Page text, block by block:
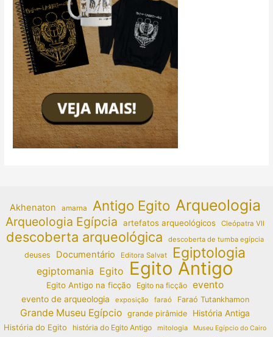
Akhenaton amarna Antigo Egito Arqueologia
Arqueologia Egípcia artefatos arqueológicos Cleópatra VII
descoberta arqueológica descoberta de tumba egípcia
deuses Documentário Editora Salvat Egiptologia
egiptomania Egito Egito Antigo
Egito Antigo na ficção Egito na ficção evento
evento de arqueologia exposição faraó Faraó Tutankhamon
Grande Museu Egípcio grande pirâmide
História Antiga
História do Egito
história do Egito Antigo mitologia Museu Egípcio do Cairo